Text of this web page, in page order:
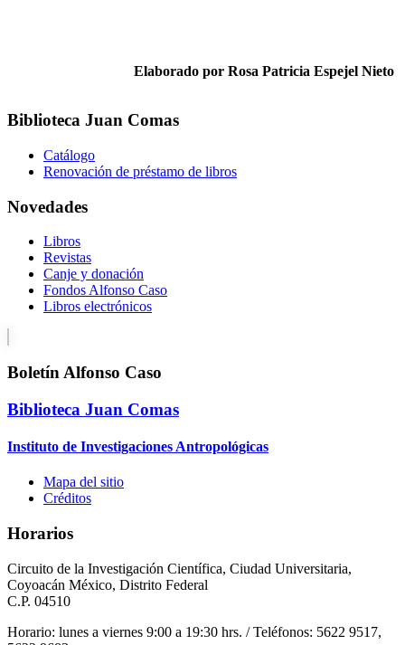
Elaborado por Rosa Patricia Espejel Nieto
Biblioteca Juan Comas
Catálogo
Renovación de préstamo de libros
Novedades
Libros
Revistas
Canje y donación
Fondos Alfonso Caso
Libros electrónicos
Boletín Alfonso Caso
Biblioteca Juan Comas
Instituto de Investigaciones Antropológicas
Mapa del sitio
Créditos
Horarios
Circuito de la Investigación Científica, Ciudad Universitaria,
Coyoacán México, Distrito Federal
C.P. 04510
Horario: lunes a viernes 9:00 a 19:30 hrs. / Teléfonos: 5622 9517,